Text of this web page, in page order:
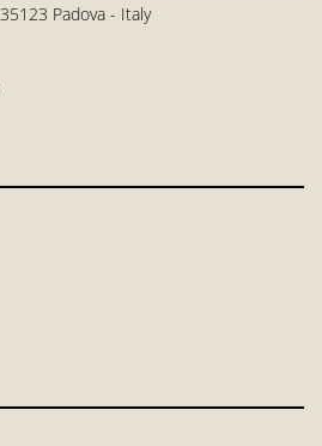
Padova - Italy